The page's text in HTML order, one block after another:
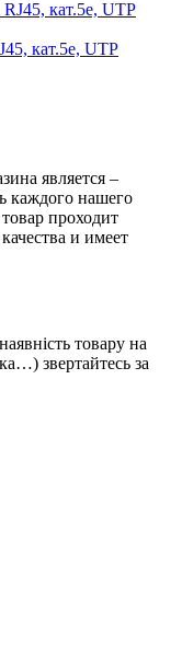
кат.5е, UTP
является –
каждого нашего
проходит
и имеет
товару на
звертайтесь за